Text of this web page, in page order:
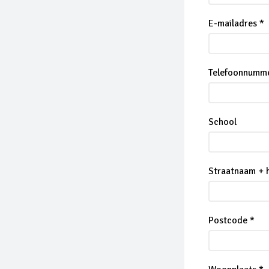
E-mailadres *
School
Straatnaam +
Postcode *